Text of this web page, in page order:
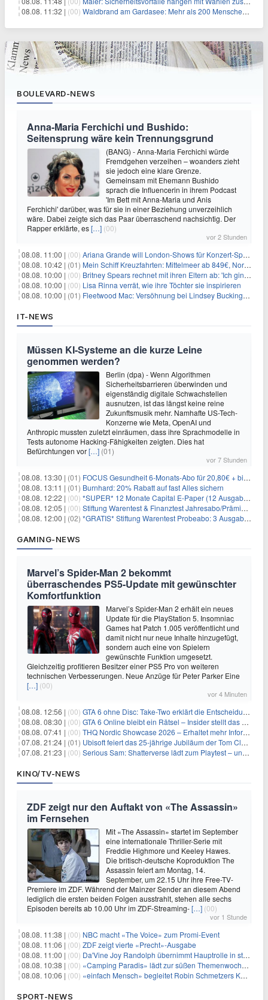
08.08. 11:32 | (00) Waldbrand am Gardasee: Mehr als 200 Menschen evakuiert
BOULEVARD-NEWS
Anna-Maria Ferchichi und Bushido:
Seitensprung wäre kein Trennungsgrund
(BANG) - Anna-Maria Ferchichi würde
Fremdgehen verzeihen – woanders zieht
sie jedoch eine klare Grenze.
Gemeinsam mit Ehemann Bushido
sprach die Influencerin in ihrem Podcast
'Im Bett mit Anna-Maria und Anis
Ferchichi' darüber, was für sie in einer Beziehung unverzeihlich
wäre. Dabei zeigte sich das Paar überraschend nachsichtig. Der
Rapper erklärte, es[…] (00)
vor 2 Stunden
08.08. 11:00 | (00) Ariana Grande will London-Shows für Konzert-Special filmen
08.08. 10:42 | (01) Mein Schiff Kreuzfahrten: Mittelmeer ab 849€, Norwegen ab 999€ p.P.
08.08. 10:00 | (00) Britney Spears rechnet mit ihren Eltern ab: 'Ich ging zwei Monate lang auf die Knie und weinte'
08.08. 10:00 | (00) Lisa Rinna verrät, wie ihre Töchter sie inspirieren
08.08. 10:00 | (01) Fleetwood Mac: Versöhnung bei Lindsey Buckingham und Stevie Nicks
IT-NEWS
Müssen KI-Systeme an die kurze Leine
genommen werden?
Berlin (dpa) - Wenn Algorithmen
Sicherheitsbarrieren überwinden und
eigenständig digitale Schwachstellen
ausnutzen, ist das längst keine reine
Zukunftsmusik mehr. Namhafte US-Tech-
Konzerne wie Meta, OpenAI und
Anthropic mussten zuletzt einräumen, dass ihre Sprachmodelle in
Tests autonome Hacking-Fähigkeiten zeigten. Dies hat
Befürchtungen vor[…] (01)
vor 7 Stunden
08.08. 13:30 | (01) FOCUS Gesundheit 6-Monats-Abo für 20,80€ + bis zu 20€ Prämie
08.08. 13:11 | (01) Burnhard: 20% Rabatt auf fast Alles sichern
08.08. 12:22 | (00) *SUPER* 12 Monate Capital E-Paper (12 Ausgaben) für NUR 7€ (statt 80,04€)
08.08. 12:05 | (00) Stiftung Warentest & Finanztest Jahresabo/Prämienabo für 35€ + Buchprämie
08.08. 12:00 | (02) *GRATIS* Stiftung Warentest Probeabo: 3 Ausgaben gratis im Wert von 25,20€
GAMING-NEWS
Marvel’s Spider-Man 2 bekommt
überraschendes PS5-Update mit gewünschter
Komfortfunktion
Marvel’s Spider-Man 2 erhält ein neues
Update für die PlayStation 5. Insomniac
Games hat Patch 1.005 veröffentlicht und
damit nicht nur neue Inhalte hinzugefügt,
sondern auch eine von Spielern
gewünschte Funktion umgesetzt.
Gleichzeitig profitieren Besitzer einer PS5 Pro von weiteren
technischen Verbesserungen. Neue Anzüge für Peter Parker Eine
[…] (00)
vor 4 Minuten
08.08. 12:56 | (00) GTA 6 ohne Disc: Take-Two erklärt die Entscheidung für Download-Codes
08.08. 08:30 | (00) GTA 6 Online bleibt ein Rätsel – Insider stellt das neue Gerücht klar
08.08. 07:41 | (00) THQ Nordic Showcase 2026 – Erhaltet mehr Informationen
07.08. 21:24 | (01) Ubisoft feiert das 25-jährige Jubiläum der Tom Clancy’s Ghost Recon-Reihe
07.08. 21:23 | (00) Serious Sam: Shatterverse lädt zum Playtest – und erscheint schon bald!
KINO/TV-NEWS
ZDF zeigt nur den Auftakt von «The Assassin»
im Fernsehen
Mit «The Assassin» startet im September
eine internationale Thriller-Serie mit
Freddie Highmore und Keeley Hawes.
Die britisch-deutsche Koproduktion The
Assassin feiert am Montag, 14.
September, um 22.15 Uhr ihre Free-TV-
Premiere im ZDF. Während der Mainzer Sender an diesem Abend
lediglich die ersten beiden Folgen ausstrahlt, stehen alle sechs
Episoden bereits ab 10.00 Uhr im ZDF-Streaming-[…] (00)
vor 1 Stunde
08.08. 11:38 | (00) NBC macht «The Voice» zum Promi-Event
08.08. 11:06 | (00) ZDF zeigt vierte «Precht»-Ausgabe
08.08. 11:00 | (00) Da'Vine Joy Randolph übernimmt Hauptrolle in starbesetzter schwarzer Komödie
08.08. 10:38 | (00) «Camping Paradis» lädt zur süßen Themenwoche ein
08.08. 10:06 | (00) «einfach Mensch» begleitet Robin Schmetzers Kampf gegen eine seltene Krankheit
SPORT-NEWS